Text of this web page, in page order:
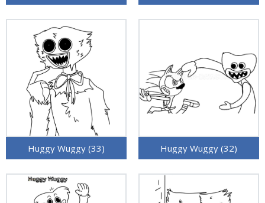
Huggy Wuggy (33) Huggy Wuggy (32)